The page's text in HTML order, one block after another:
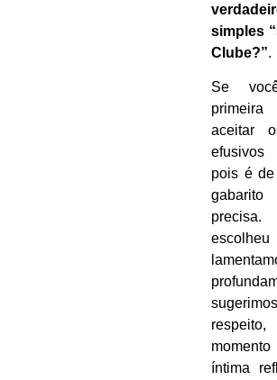
simples
Clube?”.
Se
aceitar
efusivos
pois é
íntima